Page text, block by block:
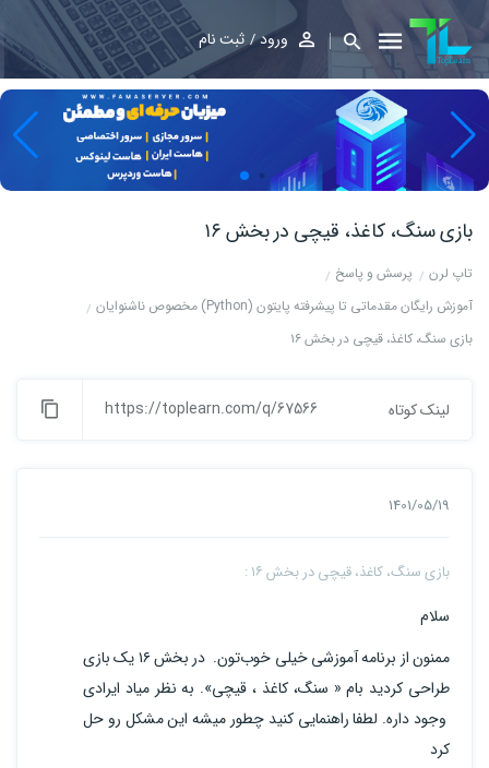
ورود ثبت نام
بازی سنگ، کاغذ، قیچی در بخش ۱۶
تاپ لرن
پرسش و پاسخ
آموزش رایگان مقدماتی تا پیشرفته پایتون (Python) مخصوص ناشنوایان
بازی سنگ، کاغذ، قیچی در بخش ۱۶
لینک کوتاه https://toplearn.com/q/67566
1401/05/19
بازی سنگ، کاغذ، قیچی در بخش ۱۶ :
سلام
ممنون از برنامه آموزشی خیلی خوب‌تون. در بخش ۱۶ یک بازی
طراحی کردید بام « سنگ، کاغذ ، قیچی». به نظر میاد ایرادی
وجود داره. لطفا راهنمایی کنید چطور میشه این مشکل رو حل
کرد